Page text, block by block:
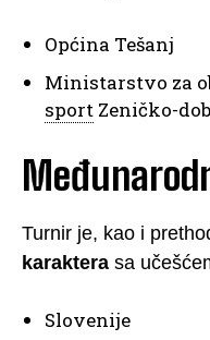
Općina Tešanj
Ministarstvo za
sport Zeničko-
Turnir je, kao i
karaktera sa
Slovenije